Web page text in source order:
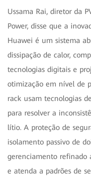
Ussama Rai, diretor da
Power, disse que a
Huawei é um sistema
dissipação de calor,
tecnologias digitais e
otimização em nível de
rack usam tecnologias
para resolver a
lítio. A proteção de
isolamento passivo de
gerenciamento refinado
e atenda a padrões de